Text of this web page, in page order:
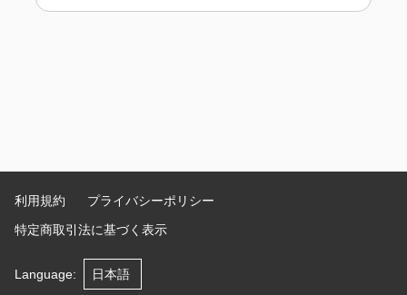
利用規約
プライバシーポリシー
特定商取引法に基づく表示
Language: